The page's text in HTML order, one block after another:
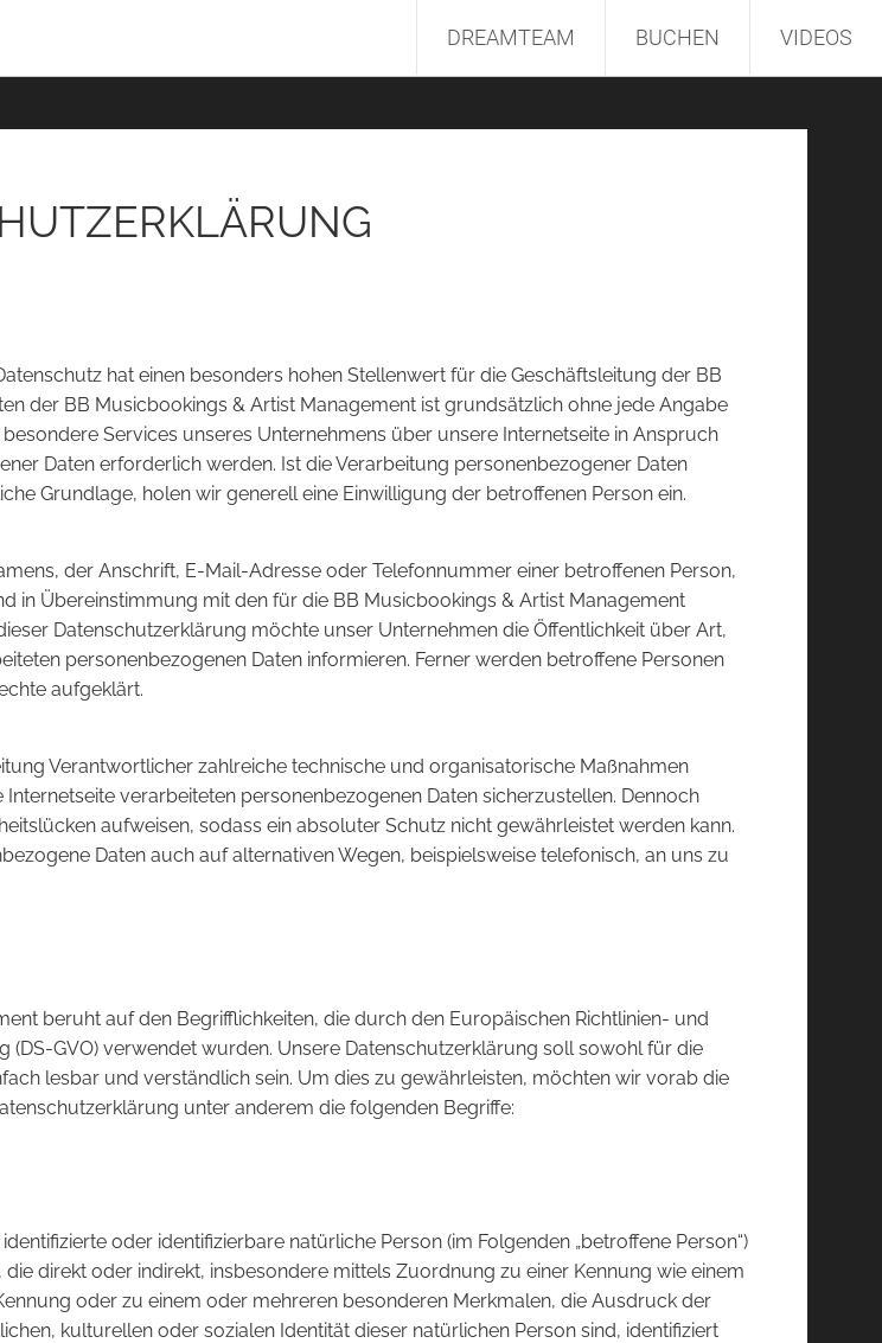
DREAMTEAM BUCHEN VIDEOS
hat einen besonders hohen Stellenwert für die Geschäftsleitung der BB
der BB Musicbookings & Artist Management ist grundsätzlich ohne jede Angabe
Services unseres Unternehmens über unsere Internetseite in Anspruch
Daten erforderlich werden. Ist die Verarbeitung personenbezogener Daten
Grundlage, holen wir generell eine Einwilligung der betroffenen Person ein.
der Anschrift, E-Mail-Adresse oder Telefonnummer einer betroffenen Person,
in Übereinstimmung mit den für die BB Musicbookings & Artist Management
Datenschutzerklärung möchte unser Unternehmen die Öffentlichkeit über Art,
personenbezogenen Daten informieren. Ferner werden betroffene Personen
aufgeklärt.
Verantwortlicher zahlreiche technische und organisatorische Maßnahmen
verarbeiteten personenbezogenen Daten sicherzustellen. Dennoch
aufweisen, sodass ein absoluter Schutz nicht gewährleistet werden kann.
Daten auch auf alternativen Wegen, beispielsweise telefonisch, an uns zu
beruht auf den Begrifflichkeiten, die durch den Europäischen Richtlinien- und
GVO) verwendet wurden. Unsere Datenschutzerklärung soll sowohl für die
lesbar und verständlich sein. Um dies zu gewährleisten, möchten wir vorab die
unter anderem die folgenden Begriffe:
oder identifizierbare natürliche Person (im Folgenden „betroffene Person“)
direkt oder indirekt, insbesondere mittels Zuordnung zu einer Kennung wie einem
oder zu einem oder mehreren besonderen Merkmalen, die Ausdruck der
kulturellen oder sozialen Identität dieser natürlichen Person sind, identifiziert